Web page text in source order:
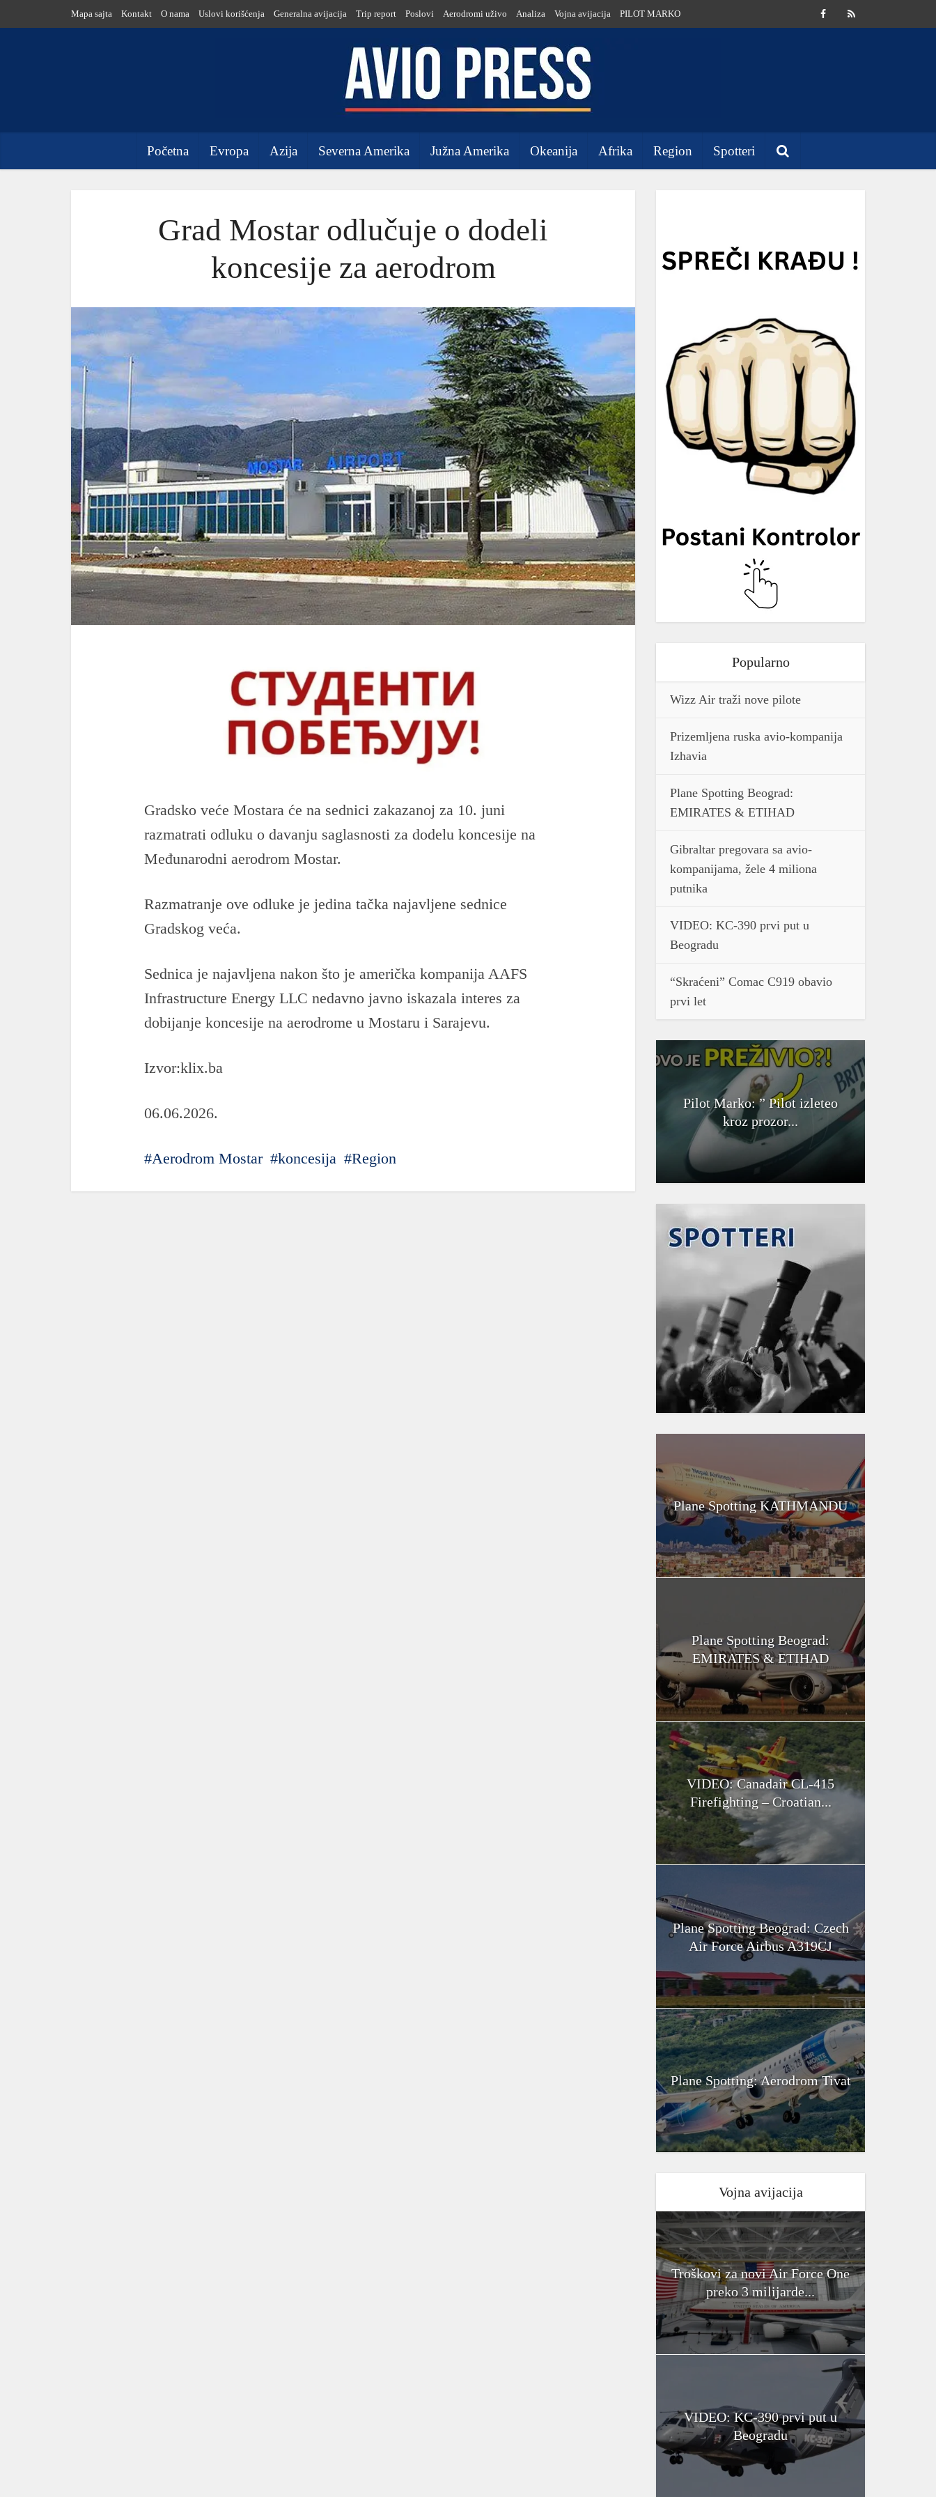
Mapa sajta Kontakt O nama Uslovi korišćenja Generalna avijacija Trip report Poslovi Aerodromi uživo Analiza Vojna avijacija PILOT MARKO
Početna Evropa Azija Severna Amerika Južna Amerika Okeanija Afrika Region Spotteri
Grad Mostar odlučuje o dodeli
koncesije za aerodrom
Gradsko veće Mostara će na sednici zakazanoj za 10. juni
razmatrati odluku o davanju saglasnosti za dodelu koncesije na
Međunarodni aerodrom Mostar.
Razmatranje ove odluke je jedina tačka najavljene sednice
Gradskog veća.
Sednica je najavljena nakon što je američka kompanija AAFS
Infrastructure Energy LLC nedavno javno iskazala interes za
dobijanje koncesije na aerodrome u Mostaru i Sarajevu.
Izvor:klix.ba
06.06.2026.
Aerodrom Mostar koncesija Region
Popularno
Wizz Air traži nove pilote
Prizemljena ruska avio-kompanija
Izhavia
Plane Spotting Beograd:
EMIRATES & ETIHAD
Gibraltar pregovara sa avio-
kompanijama, žele 4 miliona
putnika
VIDEO: KC-390 prvi put u
Beogradu
“Skraćeni” Comac C919 obavio
prvi let
Pilot Marko: ” Pilot izleteo
kroz prozor...
Plane Spotting KATHMANDU
Plane Spotting Beograd:
EMIRATES & ETIHAD
VIDEO: Canadair CL-415
Firefighting – Croatian...
Plane Spotting Beograd: Czech
Air Force Airbus A319CJ
Plane Spotting: Aerodrom Tivat
Vojna avijacija
Troškovi za novi Air Force One
preko 3 milijarde...
VIDEO: KC-390 prvi put u
Beogradu